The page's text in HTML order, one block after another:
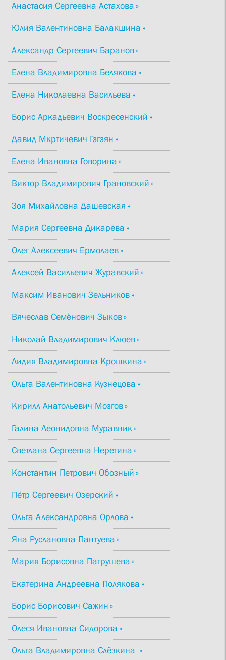
Анастасия Сергеевна Астахова
Юлия Валентиновна Балакшина
Александр Сергеевич Баранов
Елена Владимировна Белякова
Елена Николаевна Васильева
Борис Аркадьевич Воскресенский
Давид Мкртичевич Гзгзян
Елена Ивановна Говорина
Виктор Владимирович Грановский
Зоя Михайловна Дашевская
Мария Сергеевна Дикарёва
Олег Алексеевич Ермолаев
Алексей Васильевич Журавский
Максим Иванович Зельников
Вячеслав Семёнович Зыков
Николай Владимирович Клюев
Лидия Владимировна Крошкина
Ольга Валентиновна Кузнецова
Кирилл Анатольевич Мозгов
Галина Леонидовна Муравник
Светлана Сергеевна Неретина
Константин Петрович Обозный
Пётр Сергеевич Озерский
Ольга Александровна Орлова
Яна Руслановна Пантуева
Мария Борисовна Патрушева
Екатерина Андреевна Полякова
Борис Борисович Сажин
Олеся Ивановна Сидорова
Ольга Владимировна Слёзкина